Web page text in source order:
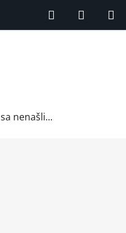
Hľadať
KOŠÍK
sa nenašli...